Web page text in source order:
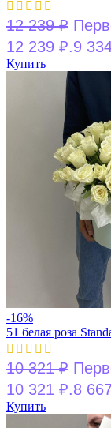
12 239₽
12 239 ₽.9
Купить
-16%
51 белая роза
10 321₽
10 321 ₽.8 667
Купить